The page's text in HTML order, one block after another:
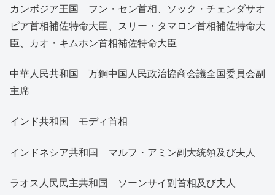
カンボジア王国 フン・セン首相、ソック・チェンダサオ
ピア首相補佐特命大臣、スリー・タマロン首相補佐特命大
臣、カオ・キムホン首相補佐特命大臣
中華人民共和国 万鋼中国人民政治協商会議全国委員会副
主席
インド共和国 モディ首相
インドネシア共和国 マルフ・アミン副大統領及び夫人
ラオス人民民主共和国 ソーンサイ副首相及び夫人